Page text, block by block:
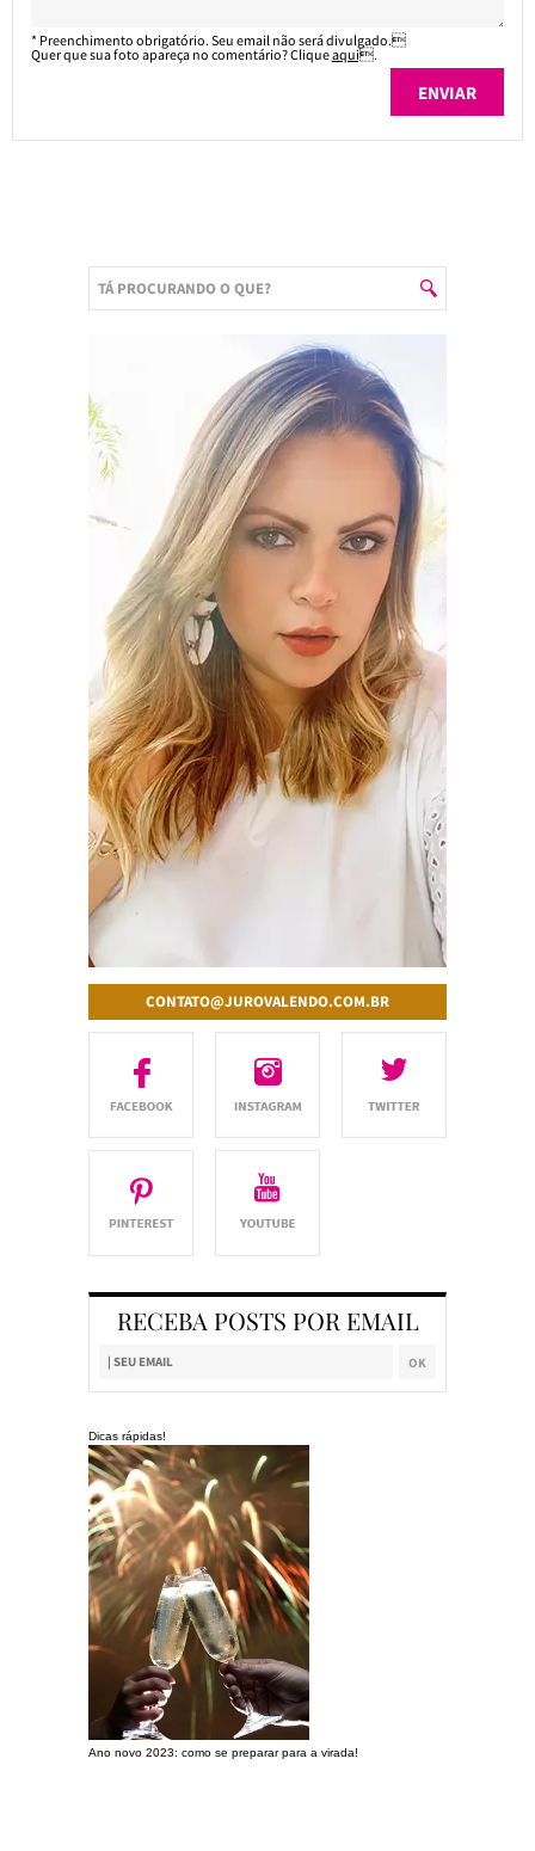
* Preenchimento obrigatório. Seu email não será divulgado.
Quer que sua foto apareça no comentário? Cliqueaqui.
CONTATO@JUROVALENDO.COM.BR
RECEBA POSTS POR EMAIL
Dicas rápidas!
Ano novo 2023: como se preparar para a virada!